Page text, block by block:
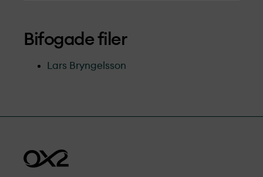
Bifogade filer
Lars Bryngelsson